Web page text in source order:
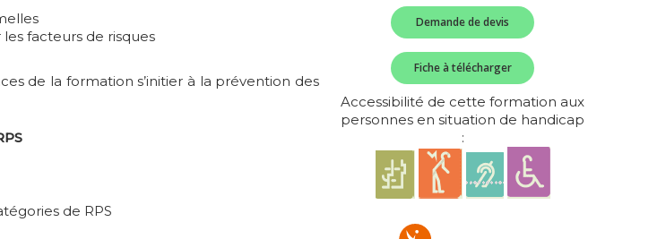
facteurs de risques
de la formation s’initier à la prévention des
de RPS
Demande de devis
Fiche à télécharger
Accessibilité de cette formation aux
personnes en situation de handicap
: